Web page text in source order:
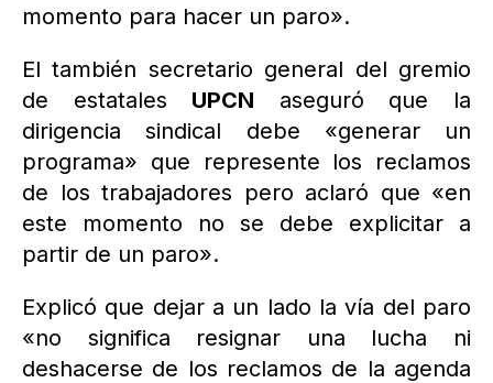
momento para hacer un paro».
El también secretario general del gremio
de estatales UPCN aseguró que la
dirigencia sindical debe «generar un
programa» que represente los reclamos
de los trabajadores pero aclaró que «en
este momento no se debe explicitar a
partir de un paro».
Explicó que dejar a un lado la vía del paro
«no significa resignar una lucha ni
deshacerse de los reclamos de la agenda